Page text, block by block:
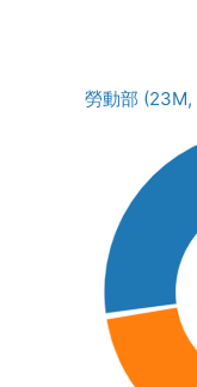
勞動部 (23M,